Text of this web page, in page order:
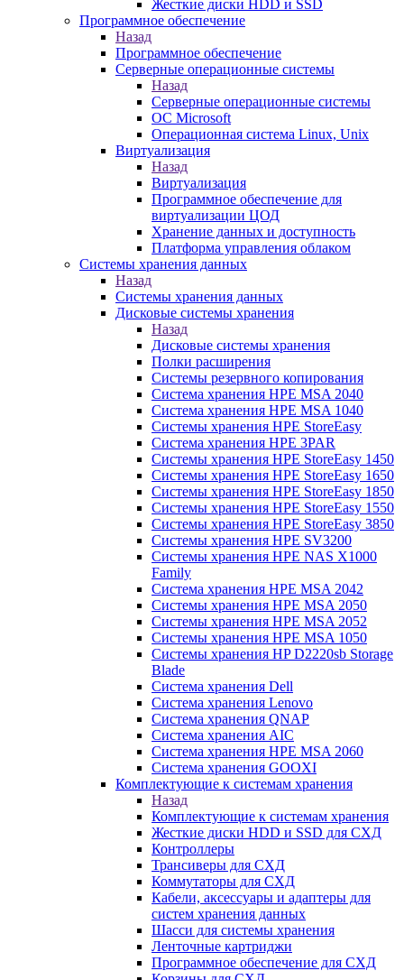
Жесткие диски HDD и SSD
Программное обеспечение
Назад
Программное обеспечение
Серверные операционные системы
Назад
Серверные операционные системы
ОС Microsoft
Операционная система Linux, Unix
Виртуализация
Назад
Виртуализация
Программное обеспечение для
виртуализации ЦОД
Хранение данных и доступность
Платформа управления облаком
Системы хранения данных
Назад
Системы хранения данных
Дисковые системы хранения
Назад
Дисковые системы хранения
Полки расширения
Системы резервного копирования
Система хранения HPE MSA 2040
Система хранения HPE MSA 1040
Системы хранения HPE StoreEasy
Система хранения HPE 3PAR
Системы хранения HPE StoreEasy 1450
Системы хранения HPE StoreEasy 1650
Системы хранения HPE StoreEasy 1850
Системы хранения HPE StoreEasy 1550
Системы хранения HPE StoreEasy 3850
Системы хранения HPE SV3200
Системы хранения HPE NAS X1000
Family
Система хранения HPE MSA 2042
Системы хранения HPE MSA 2050
Системы хранения HPE MSA 2052
Системы хранения HPE MSA 1050
Системы хранения HP D2220sb Storage
Blade
Система хранения Dell
Система хранения Lenovo
Система хранения QNAP
Система хранения AIC
Система хранения HPE MSA 2060
Система хранения GOOXI
Комплектующие к системам хранения
Назад
Комплектующие к системам хранения
Жесткие диски HDD и SSD для СХД
Контроллеры
Трансиверы для СХД
Коммутаторы для СХД
Кабели, аксессуары и адаптеры для
систем хранения данных
Шасси для системы хранения
Ленточные картриджи
Программное обеспечение для СХД